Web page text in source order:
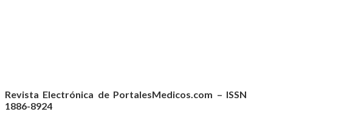
Revista Electrónica de PortalesMedicos.com – ISSN
1886-8924